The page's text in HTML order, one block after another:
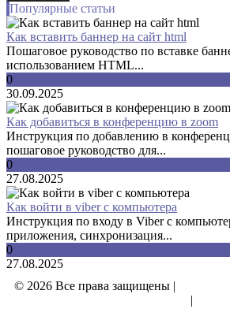
Популярные статьи
Как вставить баннер на сайт html
Пошаговое руководство по вставке
использованием HTML...
0
30.09.2025
Как добавиться в конференцию в zoom
Инструкция по добавлению в
пошаговое руководство для...
0
27.08.2025
Как войти в viber с компьютера
Инструкция по входу в Viber с
приложения, синхронизация...
0
27.08.2025
© 2026 Все права защищены |
|